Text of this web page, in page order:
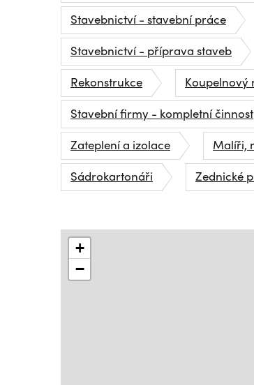
Stavebnictví - stavební práce
Stavebnictví - příprava staveb
Rekonstrukce
Koupelnový
Stavební firmy - kompletní činnost
Zateplení a izolace
Malíři,
Sádrokartonáři
Zednické
+
−